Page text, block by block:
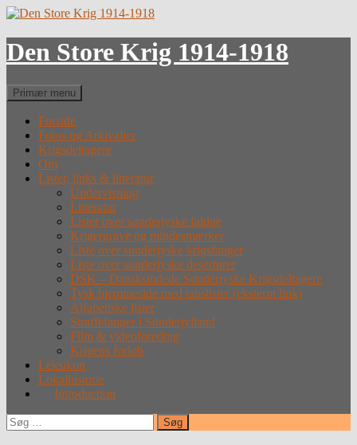
Hop
indhold
Den Store Krig 1914-1918
Søg
Primær menu
Forside
Fotos og Arkivalier
Krigsdeltagere
Om
Lister, links & litteratur
Undervisning
Litteratur
Lister over sønderjyske faldne
Krigergrave og mindesmærker
Liste over sønderjyske krigsfanger
Liste over sønderjyske desertører
DSK – Dansksindede Sønderjyske Krigsdeltagere
Tysk hjemmeside med tabslister (eksternt link)
Alfabetiske lister
Straffefanger i Sønderjylland
Film & videoforedrag
Krigens forløb
Leksikon
Lokalhistorie
Introduction
Søg
efter: